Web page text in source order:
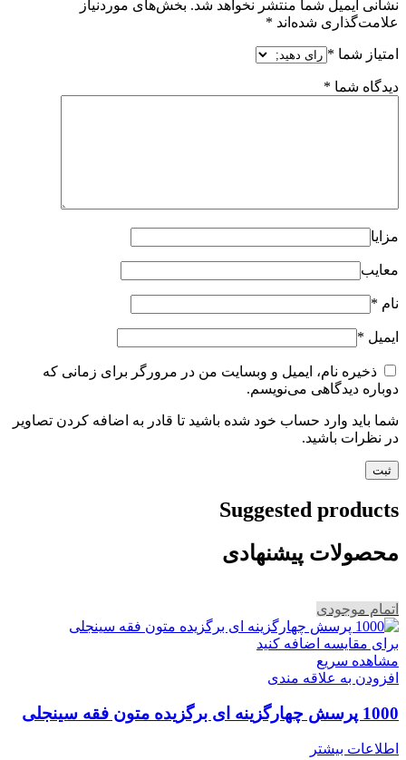
نشانی ایمیل شما منتشر نخواهد شد. بخش‌های موردنیاز
علامت‌گذاری شده‌اند *
امتیاز شما *
دیدگاه شما *
مزایا
معایب
نام *
ایمیل *
ذخیره نام، ایمیل و وبسایت من در مرورگر برای زمانی که
دوباره دیدگاهی می‌نویسم.
شما باید وارد حساب خود شده باشید تا قادر به اضافه کردن تصاویر
در نظرات باشید.
Suggested products
محصولات پیشنهادی
اتمام موجودی
برای مقایسه اضافه کنید
مشاهده سریع
افزودن به علاقه مندی
1000 پرسش چهارگزینه ای برگزیده متون فقه سینجلی
اطلاعات بیشتر